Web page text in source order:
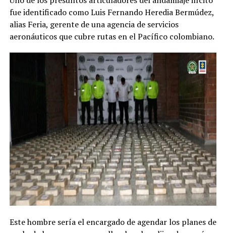
fue identificado como Luis Fernando Heredia Bermúdez,
alias Feria, gerente de una agencia de servicios
aeronáuticos que cubre rutas en el Pacífico colombiano.
Este hombre sería el encargado de agendar los planes de